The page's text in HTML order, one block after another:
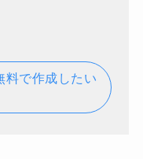
料で作成したい